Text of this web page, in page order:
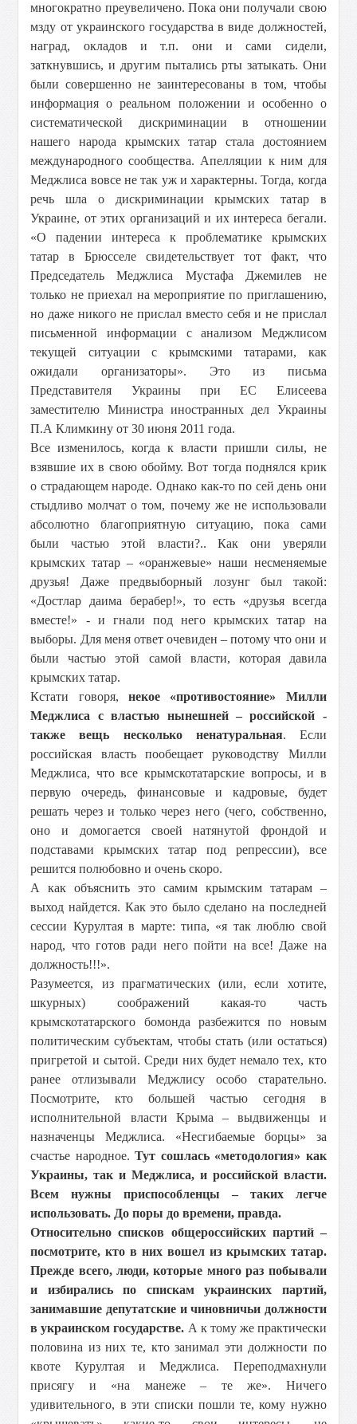
многократно преувеличено. Пока они получали свою
мзду от украинского государства в виде должностей,
наград, окладов и т.п. они и сами сидели,
заткнувшись, и другим пытались рты затыкать. Они
были совершенно не заинтересованы в том, чтобы
информация о реальном положении и особенно о
систематической дискриминации в отношении
нашего народа крымских татар стала достоянием
международного сообщества. Апелляции к ним для
Меджлиса вовсе не так уж и характерны. Тогда, когда
речь шла о дискриминации крымских татар в
Украине, от этих организаций и их интереса бегали.
«О падении интереса к проблематике крымских
татар в Брюсселе свидетельствует тот факт, что
Председатель Меджлиса Мустафа Джемилев не
только не приехал на мероприятие по приглашению,
но даже никого не прислал вместо себя и не прислал
письменной информации с анализом Меджлисом
текущей ситуации с крымскими татарами, как
ожидали организаторы». Это из письма
Представителя Украины при ЕС Елисеева
заместителю Министра иностранных дел Украины
П.А Климкину от 30 июня 2011 года.
Все изменилось, когда к власти пришли силы, не
взявшие их в свою обойму. Вот тогда поднялся крик
о страдающем народе. Однако как-то по сей день они
стыдливо молчат о том, почему же не использовали
абсолютно благоприятную ситуацию, пока сами
были частью этой власти?.. Как они уверяли
крымских татар – «оранжевые» наши несменяемые
друзья! Даже предвыборный лозунг был такой:
«Достлар даима берабер!», то есть «друзья всегда
вместе!» - и гнали под него крымских татар на
выборы. Для меня ответ очевиден – потому что они и
были частью этой самой власти, которая давила
крымских татар.
Кстати говоря, некое «противостояние» Милли
Меджлиса с властью нынешней – российской -
также вещь несколько ненатуральная. Если
российская власть пообещает руководству Милли
Меджлиса, что все крымскотатарские вопросы, и в
первую очередь, финансовые и кадровые, будет
решать через и только через него (чего, собственно,
оно и домогается своей натянутой фрондой и
подставами крымских татар под репрессии), все
решится полюбовно и очень скоро.
А как объяснить это самим крымским татарам –
выход найдется. Как это было сделано на последней
сессии Курултая в марте: типа, «я так люблю свой
народ, что готов ради него пойти на все! Даже на
должность!!!».
Разумеется, из прагматических (или, если хотите,
шкурных) соображений какая-то часть
крымскотатарского бомонда разбежится по новым
политическим субъектам, чтобы стать (или остаться)
пригретой и сытой. Среди них будет немало тех, кто
ранее отлизывали Меджлису особо старательно.
Посмотрите, кто большей частью сегодня в
исполнительной власти Крыма – выдвиженцы и
назначенцы Меджлиса. «Несгибаемые борцы» за
счастье народное.Тут сошлась «методология» как
Украины, так и Меджлиса, и российской власти.
Всем нужны приспособленцы – таких легче
использовать. До поры до времени, правда.
Относительно списков общероссийских партий –
посмотрите, кто в них вошел из крымских татар.
Прежде всего, люди, которые много раз побывали
и избирались по спискам украинских партий,
занимавшие депутатские и чиновничьи должности
в украинском государстве. А к тому же практически
половина из них те, кто занимал эти должности по
квоте Курултая и Меджлиса. Переподмахнули
присягу и «на манеже – те же». Ничего
удивительного, в эти списки пошли те, кому нужно